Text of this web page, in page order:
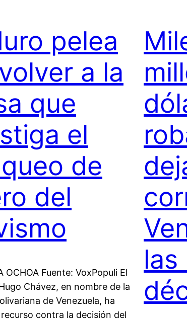
pelea
a la
que
el
de
del
OCHOA Fuente: VoxPopuli El
Chávez, en nombre de la
de Venezuela, ha
contra la decisión del
las